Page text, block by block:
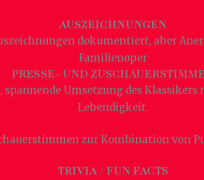
AUSZEICHNUNGEN
dokumentiert, aber
Familienoper
PRESSE- UND
Umsetzung des
Lebendigkeit.
zur Kombination von
TRIVIA / FUN FACTS